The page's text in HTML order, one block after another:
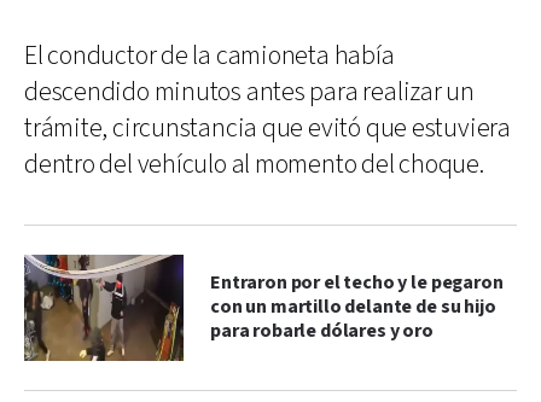
El conductor de la camioneta había
descendido minutos antes para realizar un
trámite, circunstancia que evitó que estuviera
dentro del vehículo al momento del choque.
Entraron por el techo y le pegaron
con un martillo delante de su hijo
para robarle dólares y oro